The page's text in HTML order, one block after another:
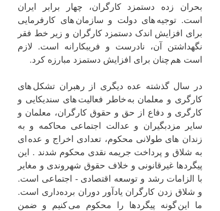
بحران زدە دستمزد کارگران، چهار برابر ایران
است. توجیه های دولت و سازمان های کارفرمایی
برای افزايش اندک دستمزد کارگران و زیر خط فقر
نگهداشتن آن، نادرست و فریبکارانە است. لازم
است هم چنان برای افزایش دستمزد مبارزه کرد.
در سال گذشتە عدە دیگری از رهبران تشکل های
کارگری و معلمان به خاطر فعالیت های سندیکایی و
کارگری و دفاع از حق و حقوق کارگران، معلمان و
سایر مزدبگیران و عدالت اجتماعی محاکمە و بە
زندان های طولانی محکوم، تعدادی اخراج و عده ای
به شلاق و پرداخت جریمە نقدی محکوم شدند . این
پیگردها غیرقانونی و خلاف حقوق شهروندی و مغایر
با الزامات رشد و توسعە اقتصادی - اجتماعی است.
و شلاق زدن کارگران یادآور دوران بردەداری است.
ما این گونە پیگردها را محکوم می کنیم و ضمن